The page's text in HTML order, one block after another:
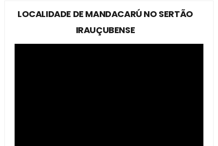
LOCALIDADE DE MANDACARÚ NO SERTÃO
IRAUÇUBENSE